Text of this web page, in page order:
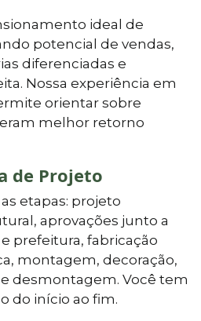
ideal de
potencial de vendas,
diferenciadas e
Nossa experiência em
orientar sobre
melhor retorno
de Projeto
etapas: projeto
aprovações junto a
prefeitura, fabricação
montagem, decoração,
desmontagem. Você tem
do início ao fim.